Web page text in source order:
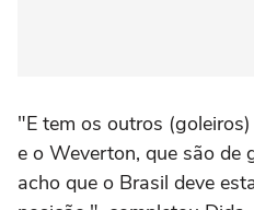
"E tem os outros
e o Weverton, que são de
acho que o Brasil deve